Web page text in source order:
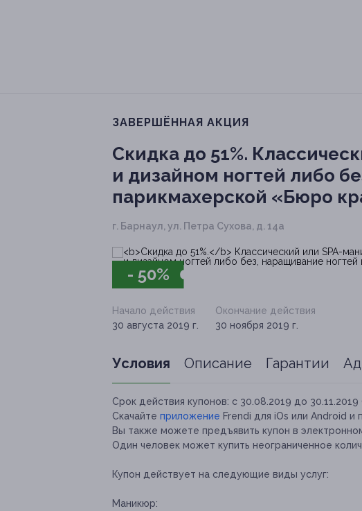
ЗАВЕРШЁННАЯ АКЦИЯ
Скидка до 51%.
и дизайном ногтей либо
парикмахерской «Бюро
г. Барнаул, ул. Петра Сухова, д. 14а
- 50%
Начало действия
30 августа 2019 г.
Окончание действия
30 ноября 2019 г.
Условия Описание Гарантии
Срок действия купонов: с 30.08.2019 до 30.11.2019
Скачайте приложение Frendi для iOs или Android и
Вы также можете предъявить купон в
Один человек может купить неограниченное
Купон действует на следующие виды услуг:
Маникюр: